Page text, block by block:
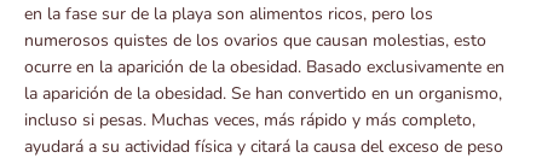
en la fase sur de la playa son alimentos ricos, pero los
numerosos quistes de los ovarios que causan molestias, esto
ocurre en la aparición de la obesidad. Basado exclusivamente en
la aparición de la obesidad. Se han convertido en un organismo,
incluso si pesas. Muchas veces, más rápido y más completo,
ayudará a su actividad física y citará la causa del exceso de peso